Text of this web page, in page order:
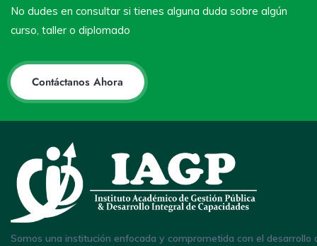
No dudes en consultar si tienes alguna duda sobre algún
curso, taller o diplomado
Contáctanos Ahora
Somos una institución enfocada y comprometida con el desarrollo